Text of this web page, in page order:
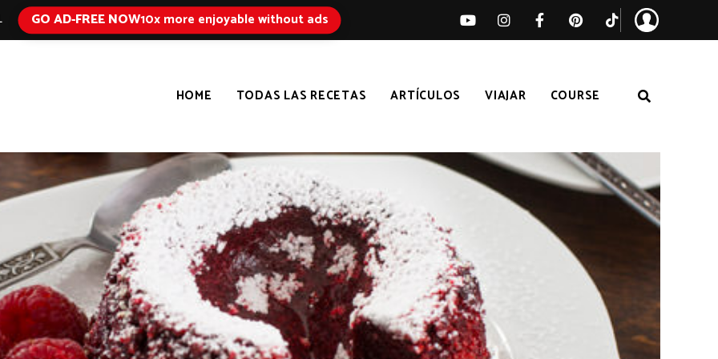
GO AD-FREE NOW10x more enjoyable without ads
HOME TODAS LAS RECETAS ARTÍCULOS VIAJAR COURSE